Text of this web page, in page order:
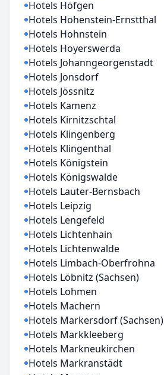
Hotels Höfgen
Hotels Hohenstein-Ernstthal
Hotels Hohnstein
Hotels Hoyerswerda
Hotels Johanngeorgenstadt
Hotels Jonsdorf
Hotels Jössnitz
Hotels Kamenz
Hotels Kirnitzschtal
Hotels Klingenberg
Hotels Klingenthal
Hotels Königstein
Hotels Königswalde
Hotels Lauter-Bernsbach
Hotels Leipzig
Hotels Lengefeld
Hotels Lichtenhain
Hotels Lichtenwalde
Hotels Limbach-Oberfrohna
Hotels Löbnitz (Sachsen)
Hotels Lohmen
Hotels Machern
Hotels Markersdorf (Sachsen)
Hotels Markkleeberg
Hotels Markneukirchen
Hotels Markranstädt